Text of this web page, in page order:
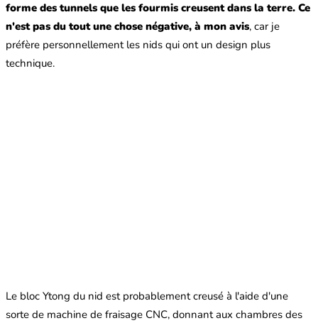
forme des tunnels que les fourmis creusent dans la terre. Ce
n'est pas du tout une chose négative, à mon avis, car je
préfère personnellement les nids qui ont un design plus
technique.
Le bloc Ytong du nid est probablement creusé à l'aide d'une
sorte de machine de fraisage CNC, donnant aux chambres des